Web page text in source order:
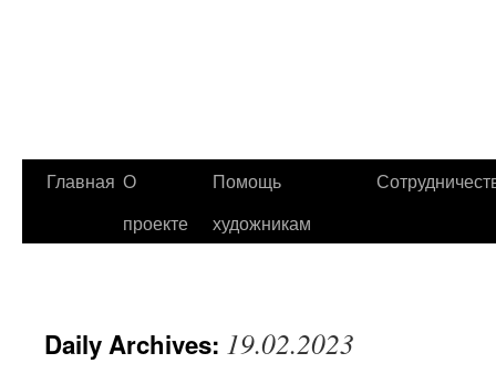
Главная О
проекте
Помощь
художникам
Daily Archives: 19.02.2023